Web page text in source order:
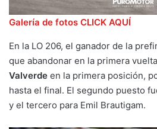
Galería de fotos CLICK AQUÍ
En la LO 206, el ganador de la
que abandonar en la primera
Valverde en la primera posición,
hasta el final. El segundo puesto
y el tercero para Emil Brautigam.